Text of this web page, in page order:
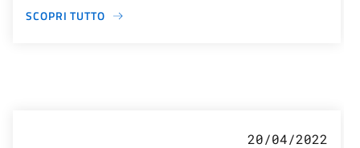
SCOPRI TUTTO
20/04/2022